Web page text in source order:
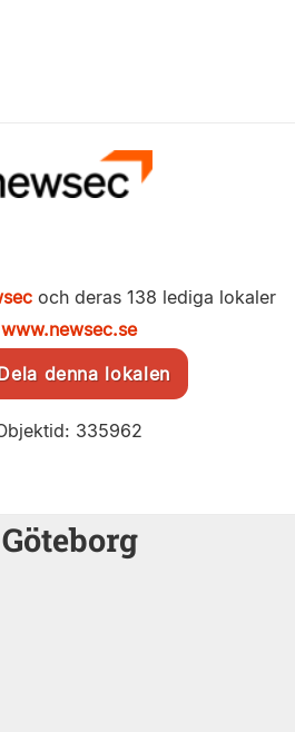
och deras 138 lediga lokaler
www.newsec.se
denna lokalen
335962